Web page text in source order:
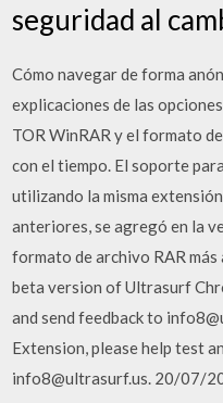
seguridad al
Cómo navegar de forma
explicaciones de las
TOR WinRAR y el formato
con el tiempo. El soporte
utilizando la misma
anteriores, se agregó en la
formato de archivo RAR
beta version of Ultrasurf
and send feedback to
Extension, please help test
info8@ultrasurf.us. 20/07/